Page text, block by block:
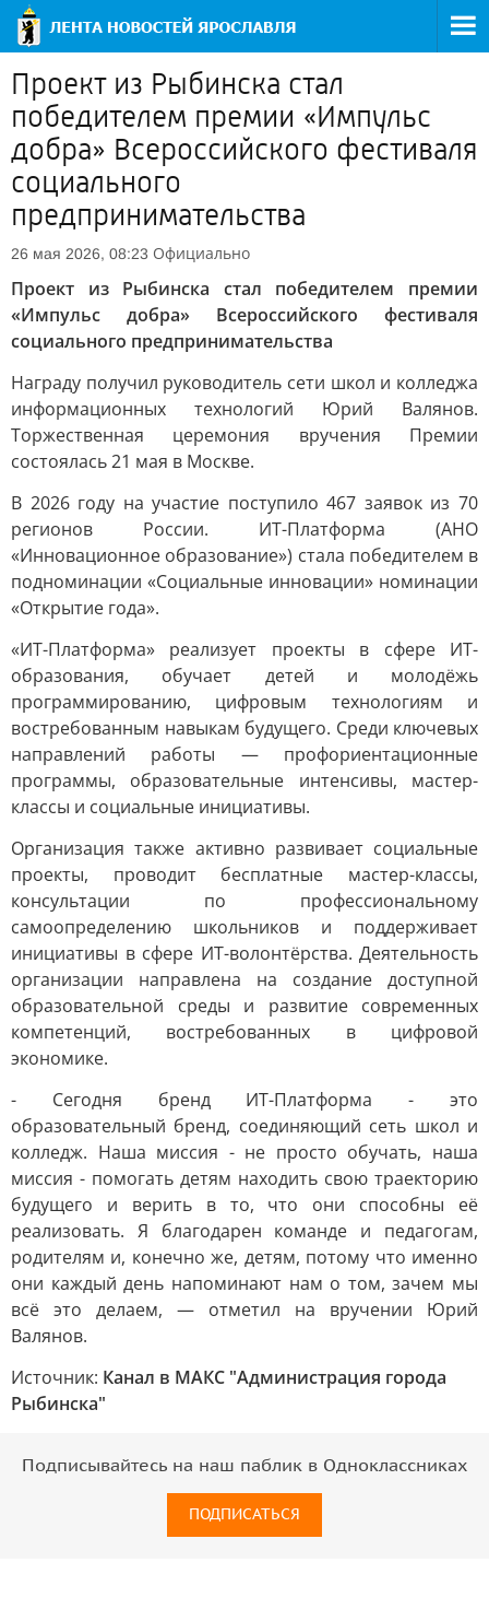
Проект из Рыбинска стал
победителем премии «Импульс
добра» Всероссийского фестиваля
социального
предпринимательства
26 мая 2026, 08:23 Официально
Проект из Рыбинска стал победителем премии
«Импульс добра» Всероссийского фестиваля
социального предпринимательства
Награду получил руководитель сети школ и колледжа
информационных технологий Юрий Валянов.
Торжественная церемония вручения Премии
состоялась 21 мая в Москве.
В 2026 году на участие поступило 467 заявок из 70
регионов России. ИТ-Платформа (АНО
«Инновационное образование») стала победителем в
подноминации «Социальные инновации» номинации
«Открытие года».
«ИТ-Платформа» реализует проекты в сфере ИТ-
образования, обучает детей и молодёжь
программированию, цифровым технологиям и
востребованным навыкам будущего. Среди ключевых
направлений работы — профориентационные
программы, образовательные интенсивы, мастер-
классы и социальные инициативы.
Организация также активно развивает социальные
проекты, проводит бесплатные мастер-классы,
консультации по профессиональному
самоопределению школьников и поддерживает
инициативы в сфере ИТ-волонтёрства. Деятельность
организации направлена на создание доступной
образовательной среды и развитие современных
компетенций, востребованных в цифровой
экономике.
- Сегодня бренд ИТ-Платформа - это
образовательный бренд, соединяющий сеть школ и
колледж. Наша миссия - не просто обучать, наша
миссия - помогать детям находить свою траекторию
будущего и верить в то, что они способны её
реализовать. Я благодарен команде и педагогам,
родителям и, конечно же, детям, потому что именно
они каждый день напоминают нам о том, зачем мы
всё это делаем, — отметил на вручении Юрий
Валянов.
Источник: Канал в МАКС "Администрация города
Рыбинска"
Подписывайтесь на наш паблик в Одноклассниках
ПОДПИСАТЬСЯ